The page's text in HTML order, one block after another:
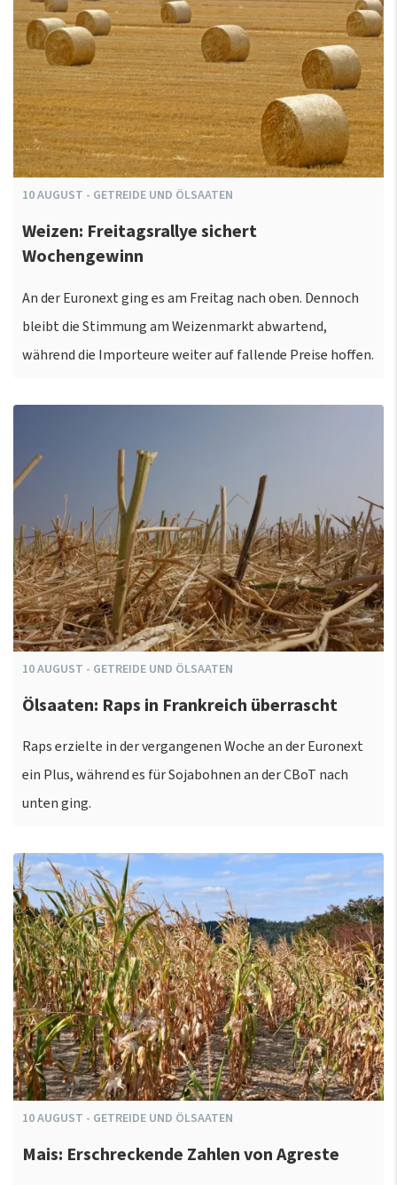
10AUGUST - GETREIDE UND ÖLSAATEN
Weizen: Freitagsrallye sichert
Wochengewinn
An der Euronext ging es am Freitag nach oben. Dennoch
bleibt die Stimmung am Weizenmarkt abwartend,
während die Importeure weiter auf fallende Preise hoffen.
10AUGUST - GETREIDE UND ÖLSAATEN
Ölsaaten: Raps in Frankreich überrascht
Raps erzielte in der vergangenen Woche an der Euronext
ein Plus, während es für Sojabohnen an der CBoT nach
unten ging.
10AUGUST - GETREIDE UND ÖLSAATEN
Mais: Erschreckende Zahlen von Agreste